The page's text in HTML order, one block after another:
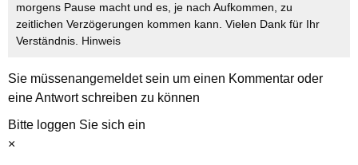
morgens Pause macht und es, je nach Aufkommen, zu
zeitlichen Verzögerungen kommen kann. Vielen Dank für Ihr
Verständnis. Hinweis
Sie müssenangemeldetsein um einen Kommentar oder
eine Antwort schreiben zu können
Bitte loggen Sie sich ein
×